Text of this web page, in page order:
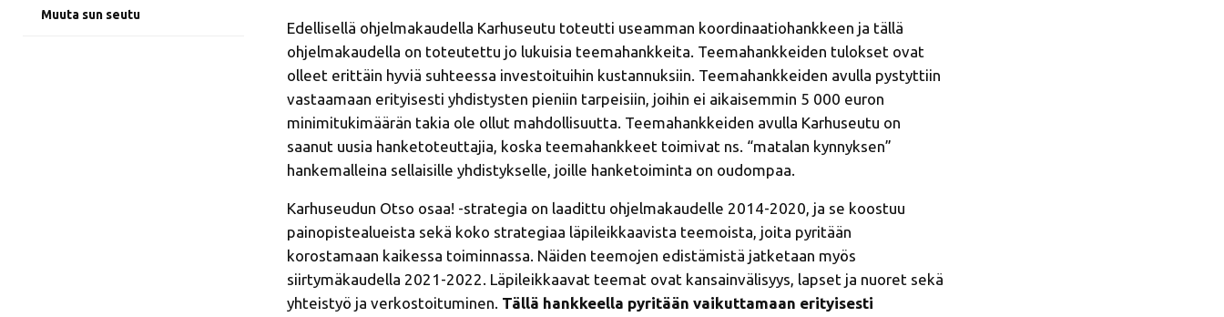
Muuta sun seutu
Edellisellä ohjelmakaudella Karhuseutu toteutti useamman koordinaatiohankkeen ja tällä
ohjelmakaudella on toteutettu jo lukuisia teemahankkeita. Teemahankkeiden tulokset ovat
olleet erittäin hyviä suhteessa investoituihin kustannuksiin. Teemahankkeiden avulla pystyttiin
vastaamaan erityisesti yhdistysten pieniin tarpeisiin, joihin ei aikaisemmin 5 000 euron
minimitukimäärän takia ole ollut mahdollisuutta. Teemahankkeiden avulla Karhuseutu on
saanut uusia hanketoteuttajia, koska teemahankkeet toimivat ns. “matalan kynnyksen”
hankemalleina sellaisille yhdistykselle, joille hanketoiminta on oudompaa.
Karhuseudun Otso osaa! -strategia on laadittu ohjelmakaudelle 2014­-2020, ja se koostuu
painopistealueista sekä koko strategiaa läpileikkaavista teemoista, joita pyritään
korostamaan kaikessa toiminnassa. Näiden teemojen edistämistä jatketaan myös
siirtymäkaudella 2021-2022. Läpileikkaavat teemat ovat kansainvälisyys, lapset ja nuoret sekä
yhteistyö ja verkostoituminen. Tällä hankkeella pyritään vaikuttamaan erityisesti